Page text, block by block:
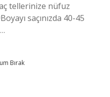
tellerinize nüfuz
saçınızda 40-45
Bırak